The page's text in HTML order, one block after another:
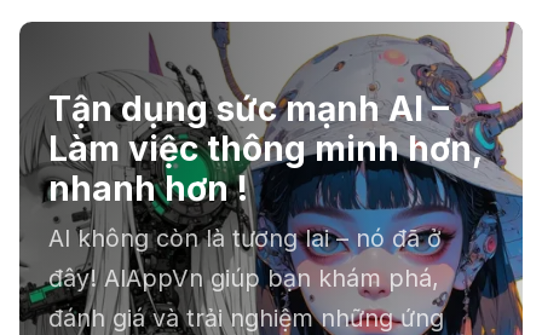
☣️ Proxy by Convergence - AI
agent tự động hoá
📕 Kimi AI - Ứng dụng tóm tắt hàng
chục file dữ liệu
Tận dụng sức mạnh AI –
Làm việc thông minh hơn,
nhanh hơn !
AI không còn là tương lai – nó đã ở
đây! AIAppVn giúp bạn khám phá,
đánh giá và trải nghiệm những ứng